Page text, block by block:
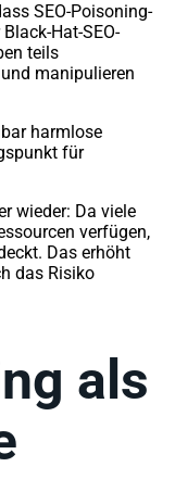
SEO-Poisoning-
Hat-SEO-
teils
manipulieren
harmlose
für
wieder: Da viele
verfügen,
Das erhöht
das Risiko
als